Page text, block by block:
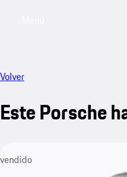
Volver
Este Porsche
vendido